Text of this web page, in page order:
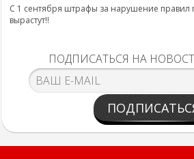
С 1 сентября штрафы за нарушение правил
вырастут!!
ПОДПИСАТЬСЯ НА